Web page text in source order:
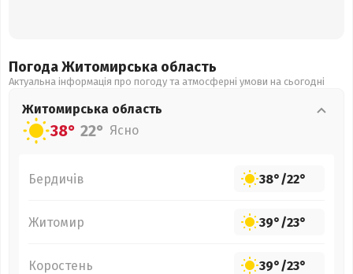
Погода Житомирська область
Актуальна інформація про погоду та атмосферні умови на сьогодні
Житомирська область
38° 22° Ясно
Бердичів 38°/22°
Житомир 39°/23°
Коростень 39°/23°